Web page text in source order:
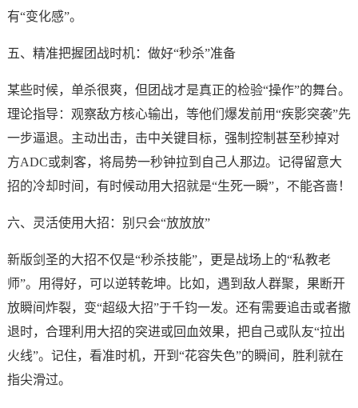
有“变化感”。
五、精准把握团战时机：做好“秒杀”准备
某些时候，单杀很爽，但团战才是真正的检验“操作”的舞台。
理论指导：观察敌方核心输出，等他们爆发前用“疾影突袭”先
一步逼退。主动出击，击中关键目标，强制控制甚至秒掉对
方ADC或刺客，将局势一秒钟拉到自己人那边。记得留意大
招的冷却时间，有时候动用大招就是“生死一瞬”，不能吝啬！
六、灵活使用大招：别只会“放放放”
新版剑圣的大招不仅是“秒杀技能”，更是战场上的“私教老
师”。用得好，可以逆转乾坤。比如，遇到敌人群聚，果断开
放瞬间炸裂，变“超级大招”于千钧一发。还有需要追击或者撤
退时，合理利用大招的突进或回血效果，把自己或队友“拉出
火线”。记住，看准时机，开到“花容失色”的瞬间，胜利就在
指尖滑过。